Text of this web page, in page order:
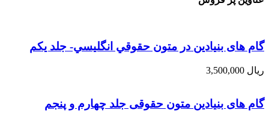
گام های بنیادین در متون حقوقي انگليسي- جلد يكم
ریال
گام های بنیادین متون حقوقی جلد چهارم و پنجم